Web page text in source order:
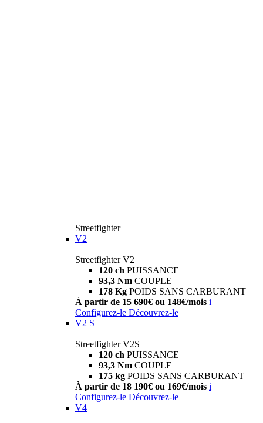
Streetfighter
V2
Streetfighter V2
120 ch PUISSANCE
93,3 Nm COUPLE
178 Kg POIDS SANS CARBURANT
À partir de 15 690€ ou 148€/mois i
Configurez-le Découvrez-le
V2 S
Streetfighter V2S
120 ch PUISSANCE
93,3 Nm COUPLE
175 kg POIDS SANS CARBURANT
À partir de 18 190€ ou 169€/mois i
Configurez-le Découvrez-le
V4